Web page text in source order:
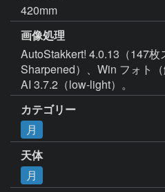
420mm
画像処理
AutoStakkert! 4.0.13（147枚
Sharpened）、Win フォト
AI 3.7.2（low-light）。
カテゴリー
月
天体
月